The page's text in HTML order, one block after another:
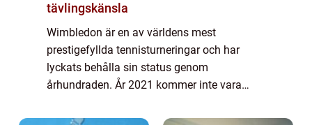
tävlingskänsla
Wimbledon är en av världens mest
prestigefyllda tennisturneringar och har
lyckats behålla sin status genom
århundraden. År 2021 kommer inte vara
stjärnor återigen samlas på gräsbanorna för